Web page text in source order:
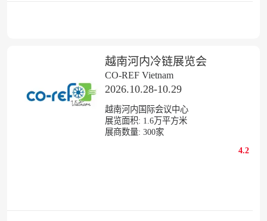
越南河内冷链展览会
CO-REF Vietnam
2026.10.28-10.29
越南河内国际会议中心
展览面积: 1.6万平方米
展商数量: 300家
4.2